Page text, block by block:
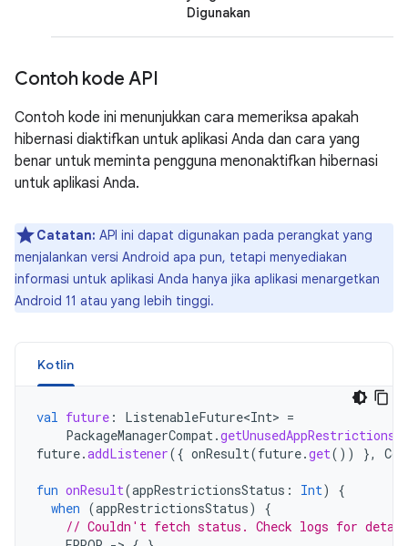
Digunakan
Contoh kode API
Contoh kode ini menunjukkan cara memeriksa apakah
hibernasi diaktifkan untuk aplikasi Anda dan cara yang
benar untuk meminta pengguna menonaktifkan hibernasi
untuk aplikasi Anda.
Catatan: API ini dapat digunakan pada perangkat yang
menjalankan versi Android apa pun, tetapi menyediakan
informasi untuk aplikasi Anda hanya jika aplikasi menargetkan
Android 11 atau yang lebih tinggi.
Kotlin
val future : ListenableFuture<Int> =
PackageManagerCompat.
future.addListener({ onResult(future.get()) },
fun onResult(appRestrictionsStatus : Int)
{
when (appRestrictionsStatus)
{
// Couldn't fetch status. Check logs for